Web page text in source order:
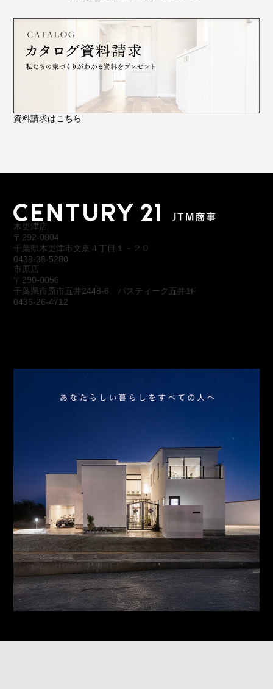
資料請求はこちら
木更津店
〒292-0804
千葉県木更津市文京４丁目１－２０
0438-38-5280
市原店
〒290-0056
千葉県市原市五井2448-6 パスティーク五井1F
0436-26-4712